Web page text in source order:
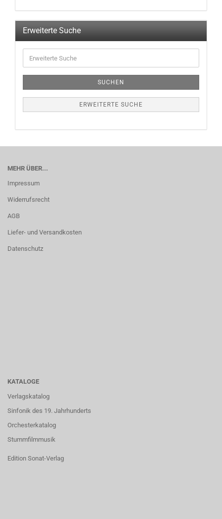
Erweiterte Suche
SUCHEN
ERWEITERTE SUCHE
MEHR ÜBER...
Impressum
Widerrufsrecht
AGB
Liefer- und Versandkosten
Datenschutz
KATALOGE
Verlagskatalog
Sinfonik des 19. Jahrhunderts
Orchesterkatalog
Stummfilmmusik
Edition Sonat-Verlag